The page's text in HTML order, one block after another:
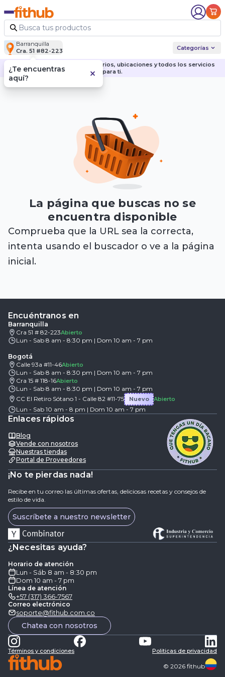
Barranquilla
Cra. 51 #82-223
Categorías
Descubre nuestras sedes, horarios, ubicaciones y todos los servicios
para ti.
La página que buscas no se
encuentra disponible
Comprueba que la URL sea la correcta,
intenta usando el buscador o ve a la página
inicial.
Encuéntranos en
Barranquilla
Cra 51 # 82-223Abierto
Lun - Sab 8 am - 8:30 pm | Dom 10 am - 7 pm
Bogotá
Calle 93a #11-46Abierto
Lun - Sab 8 am - 8:30 pm | Dom 10 am - 7 pm
Cra 15 # 118-16Abierto
Lun - Sab 8 am - 8:30 pm | Dom 10 am - 7 pm
CC El Retiro Sótano 1 - Calle 82 #11-75
Nuevo Abierto
Lun - Sab 10 am - 8 pm | Dom 10 am - 7 pm
Enlaces rápidos
Blog
Vende con nosotros
Nuestras tiendas
Portal de Proveedores
¡No te pierdas nada!
Recibe en tu correo las últimas ofertas, deliciosas recetas y consejos de
estilo de vida.
Suscríbete a nuestro newsletter
¿Necesitas ayuda?
Horario de atención
Lun - Sáb 8 am - 8:30 pm
Dom 10 am - 7 pm
Línea de atención
+57 (317) 366-7567
Correo electrónico
soporte@fithub.com.co
Chatea con nosotros
Términos y condiciones Politicas de privacidad
© 2026 fithub
¿Te encuentras
aquí?